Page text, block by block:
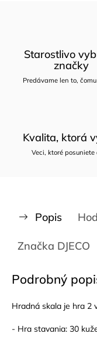
Starostlivo
značky
Predávame len to,
Kvalita, ktorá
Veci, ktoré posuniete
Popis
Značka DJECO
Podrobný
Hradná skala je hra 2
- Hra stavania: 30